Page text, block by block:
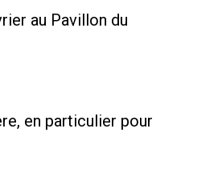
au Pavillon du
en particulier pour